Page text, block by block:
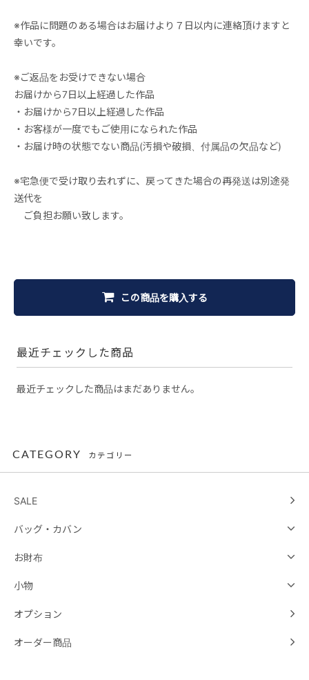
※作品に問題のある場合はお届けより７日以内に連絡頂けますと
幸いです。
※ご返品をお受けできない場合
お届けから7日以上経過した作品
・お届けから7日以上経過した作品
・お客様が一度でもご使用になられた作品
・お届け時の状態でない商品(汚損や破損、付属品の欠品など)
※宅急便で受け取り去れずに、戻ってきた場合の再発送は別途発
送代を
ご負担お願い致します。
この商品を購入する
最近チェックした商品
最近チェックした商品はまだありません。
CATEGORY カテゴリー
SALE
バッグ・カバン
お財布
小物
オプション
オーダー商品